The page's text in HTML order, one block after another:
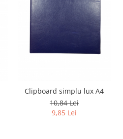
Clipboard simplu lux A4
10,84 Lei
9,85 Lei